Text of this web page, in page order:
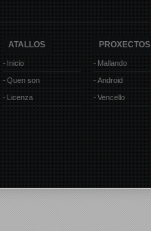
ATALLOS
Inicio
Quen son
Licenza
PROXECTOS
Mallando
Android
Vencello